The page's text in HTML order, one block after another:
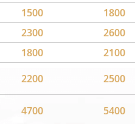
1500
1800
2300
2600
1800
2100
2200
2500
4700
5400